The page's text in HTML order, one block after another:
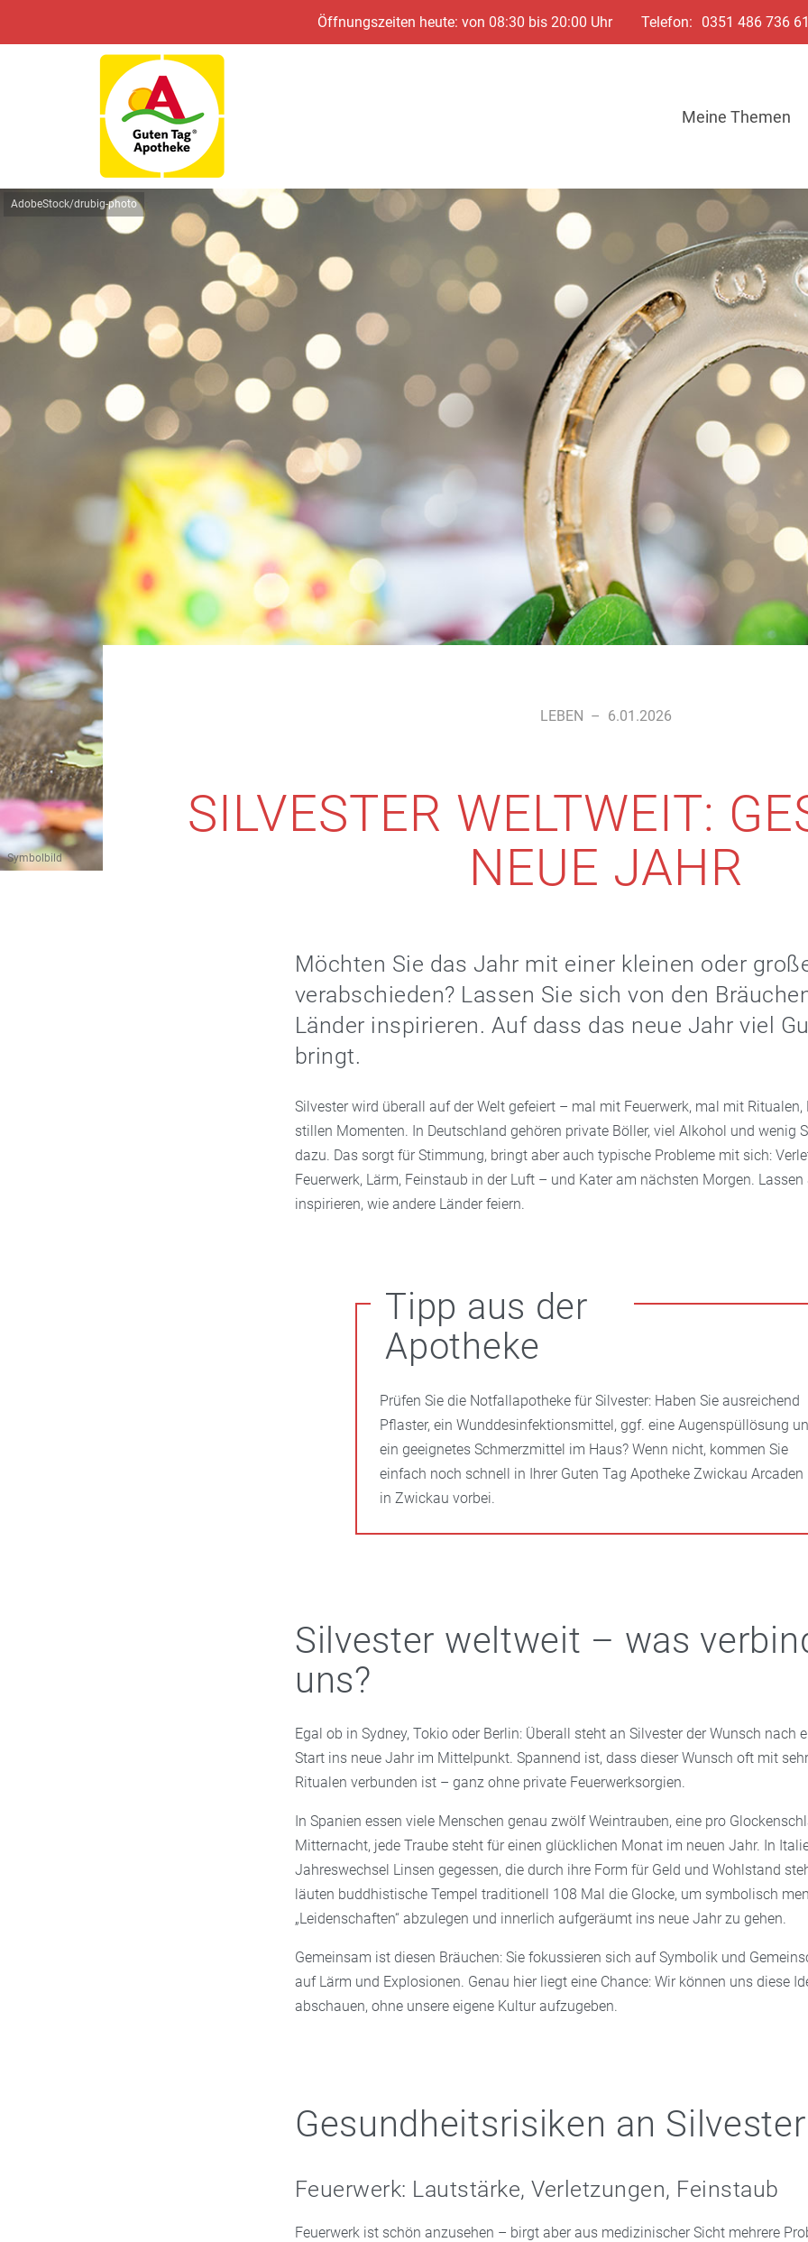
Öffnungszeiten heute: von 08:30 bis 20:00 Uhr Telefon: 0351 486 736
Meine Themen
AdobeStock/drubig-photo
Symbolbild
LEBEN – 6.01.2026
SILVESTER WELTWEIT:
NEUE JAHR
Möchten Sie das Jahr mit einer kleinen oder
verabschieden? Lassen Sie sich von den
Länder inspirieren. Auf dass das neue Jahr viel
bringt.
Silvester wird überall auf der Welt gefeiert – mal mit Feuerwerk, mal mit Ritualen,
stillen Momenten. In Deutschland gehören private Böller, viel Alkohol und wenig
dazu. Das sorgt für Stimmung, bringt aber auch typische Probleme mit sich:
Feuerwerk, Lärm, Feinstaub in der Luft – und Kater am nächsten Morgen.
inspirieren, wie andere Länder feiern.
Tipp aus der
Apotheke
Prüfen Sie die Notfallapotheke für Silvester: Haben Sie ausreichend
Pflaster, ein Wunddesinfektionsmittel, ggf. eine Augenspüllösung
ein geeignetes Schmerzmittel im Haus? Wenn nicht, kommen Sie
einfach noch schnell in Ihrer Guten Tag Apotheke Zwickau Arcaden
in Zwickau vorbei.
Silvester weltweit – was
uns?
Egal ob in Sydney, Tokio oder Berlin: Überall steht an Silvester der Wunsch nach
Start ins neue Jahr im Mittelpunkt. Spannend ist, dass dieser Wunsch oft mit
Ritualen verbunden ist – ganz ohne private Feuerwerksorgien.
In Spanien essen viele Menschen genau zwölf Weintrauben, eine pro
Mitternacht, jede Traube steht für einen glücklichen Monat im neuen Jahr. In
Jahreswechsel Linsen gegessen, die durch ihre Form für Geld und Wohlstand
läuten buddhistische Tempel traditionell 108 Mal die Glocke, um symbolisch
„Leidenschaften“ abzulegen und innerlich aufgeräumt ins neue Jahr zu gehen.
Gemeinsam ist diesen Bräuchen: Sie fokussieren sich auf Symbolik und
auf Lärm und Explosionen. Genau hier liegt eine Chance: Wir können uns diese
abschauen, ohne unsere eigene Kultur aufzugeben.
Gesundheitsrisiken an Silvester
Feuerwerk: Lautstärke, Verletzungen, Feinstaub
Feuerwerk ist schön anzusehen – birgt aber aus medizinischer Sicht mehrere